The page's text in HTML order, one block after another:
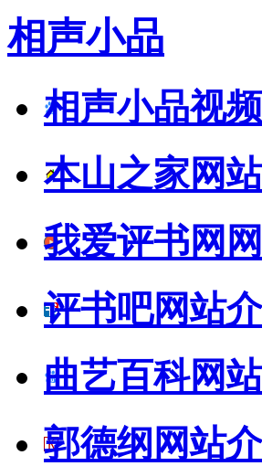
相声小品
相声小品视
本山之家网
我爱评书网
评书吧网站
曲艺百科网
郭德纲网站